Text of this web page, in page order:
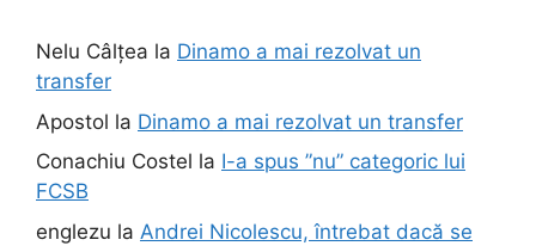
Nelu Câlțea la Dinamo a mai rezolvat un
transfer
Apostol la Dinamo a mai rezolvat un transfer
Conachiu Costel la I-a spus ”nu” categoric lui
FCSB
englezu la Andrei Nicolescu, întrebat dacă se